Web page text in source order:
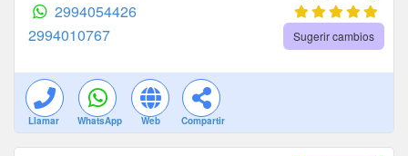
2994054426
2994010767
Sugerir cambios
Llamar WhatsApp Web Compartir